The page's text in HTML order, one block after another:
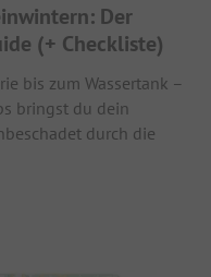
Der
(+ Checkliste)
bis zum Wassertank –
bringst du dein
durch die